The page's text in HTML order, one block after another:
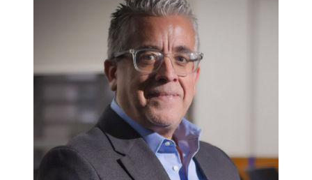
Como jefe del Departamento de Proyectos
Avanzados en el Laboratorio de Física de
Plasma de Princeton, nuestro egresado de
Física está enfocado en la búsqueda de